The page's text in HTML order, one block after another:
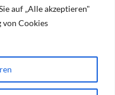
auf „Alle akzeptieren"
von Cookies
WordPress.